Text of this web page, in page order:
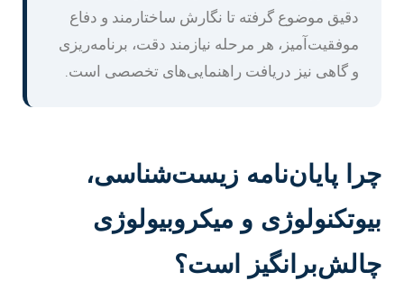
دقیق موضوع گرفته تا نگارش ساختارمند و دفاع
موفقیت‌آمیز، هر مرحله نیازمند دقت، برنامه‌ریزی
و گاهی نیز دریافت راهنمایی‌های تخصصی است.
چرا پایان‌نامه زیست‌شناسی،
بیوتکنولوژی و میکروبیولوژی
چالش‌برانگیز است؟